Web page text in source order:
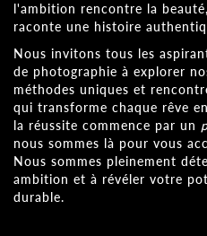
l'ambition rencontre la
raconte une histoire
Nous invitons tous les
de photographie à explorer
méthodes uniques et
qui transforme chaque rêve
la réussite commence par un
nous sommes là pour vous
Nous sommes pleinement
ambition et à révéler votre
durable.